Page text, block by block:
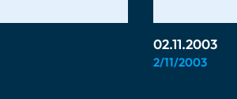
02.11.2003
2/11/2003